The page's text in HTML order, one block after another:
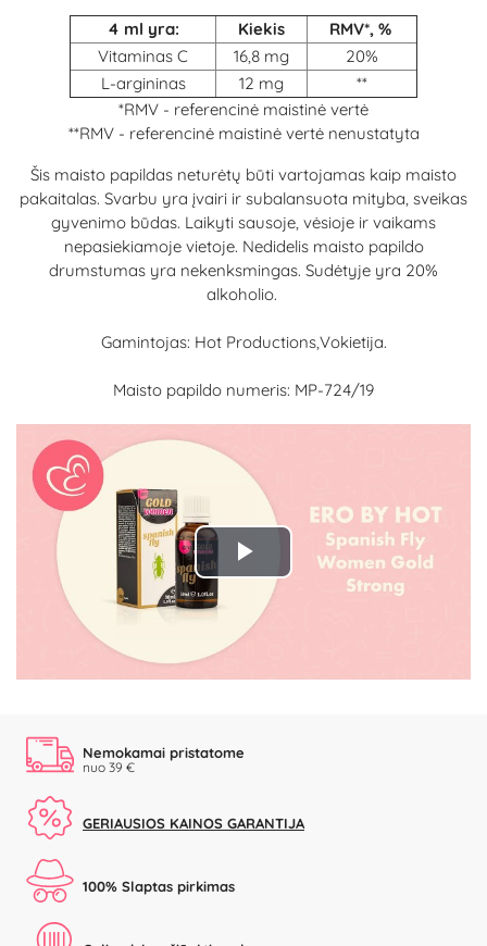
4 ml yra: Kiekis
RMV*, %
Vitaminas C
16,8 mg
20%
L-argininas
12 mg
**
*RMV - referencinė maistinė vertė
**RMV - referencinė maistinė vertė nenustatyta
Šis maisto papildas neturėtų būti vartojamas kaip maisto
pakaitalas. Svarbu yra įvairi ir subalansuota mityba, sveikas
gyvenimo būdas. Laikyti sausoje, vėsioje ir vaikams
nepasiekiamoje vietoje. Nedidelis maisto papildo
drumstumas yra nekenksmingas. Sudėtyje yra 20%
alkoholio.
Gamintojas: Hot Productions,Vokietija.
Maisto papildo numeris: MP-724/19
Play
Video
Nemokamai pristatome
nuo 39 €
GERIAUSIOS KAINOS GARANTIJA
100% Slaptas pirkimas